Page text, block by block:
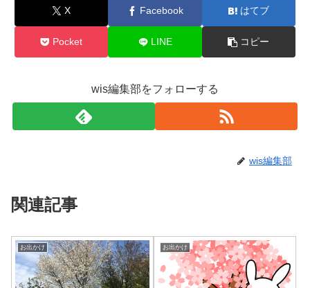
X Facebook はてブ
Pocket LINE コピー
wis編集部をフォローする
wis編集部
関連記事
お出かけ お出かけ